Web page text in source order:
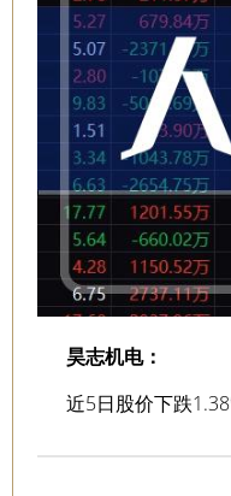
昊志机电：
近5日股价下跌